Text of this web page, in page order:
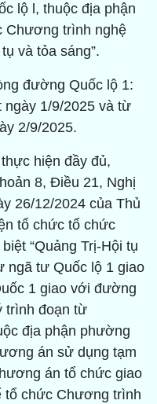
lộ l, thuộc địa phận
Chương trình nghệ
và tỏa sáng”.
đường Quốc lộ 1:
1/9/2025 và từ
2/9/2025.
hiện đầy đủ,
8, Điều 21, Nghị
26/12/2024 của Thủ
tổ chức tổ chức
“Quảng Trị-Hội tụ
ngã tư Quốc lộ 1 giao
1 giao với đường
trình đoạn từ
địa phận phường
án sử dụng tạm
án tổ chức giao
tổ chức Chương trình